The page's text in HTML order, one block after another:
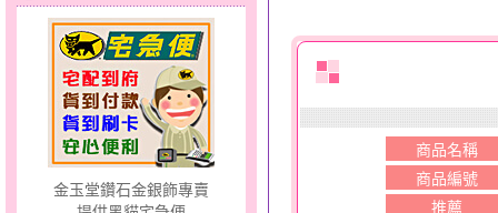
甜心女孩～金銀鋼女套鍊
金玉堂鑽石金銀飾專賣
商品名稱
商品編號
推薦